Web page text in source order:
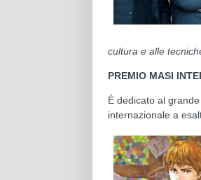
cultura e alle
PREMIO MASI
È dedicato al
internazionale a